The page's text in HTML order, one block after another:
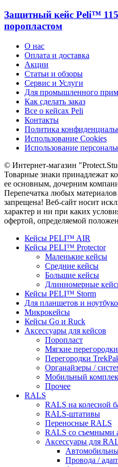
Защитный кейс Peli™
поропластом
О нас
Оплата и доставка
Акции
Статьи и обзоры
Сервис и Услуги
Для промышленного
Как сделать заказ
Все о кейсах Peli
Контакты
Политика
Использование Cookies
Использование
© Интернет-магазин
Товарные знаки принадлежат
ее основным, дочерним
Перепечатка любых
запрещена! Веб-сайт носит
характер и ни при каких
офертой, определяемой
Кейсы PELI™ AIR
Кейсы PELI™ Protector
Маленькие кейсы
Средние кейсы
Большие кейсы
Длинномерные
Кейсы PELI™ Storm
Для планшетов и
Микрокейсы
Кейсы Go и Ruck
Аксессуары для кейсов
Поропласт
Мягкие перегородки
Перегородки
Органайзеры /
Мобильный
Прочее
RALS
RALS на колесной
RALS-штативы
Переносные RALS
RALS со съемными
Аксессуары для
Провода /